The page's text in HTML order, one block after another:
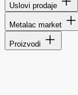
Uslovi prodaje
Metalac market
Proizvodi